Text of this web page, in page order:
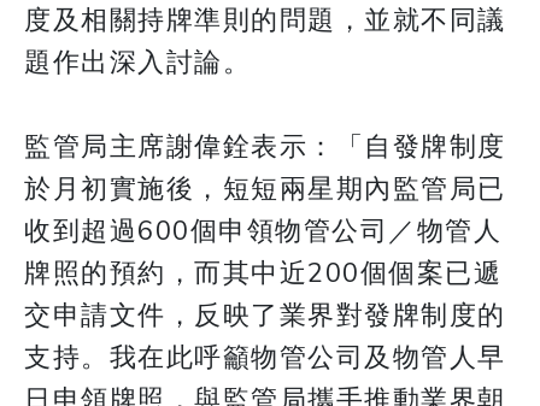
度及相關持牌準則的問題，並就不同議
題作出深入討論。
監管局主席謝偉銓表示：「自發牌制度
於月初實施後，短短兩星期內監管局已
收到超過600個申領物管公司／物管人
牌照的預約，而其中近200個個案已遞
交申請文件，反映了業界對發牌制度的
支持。我在此呼籲物管公司及物管人早